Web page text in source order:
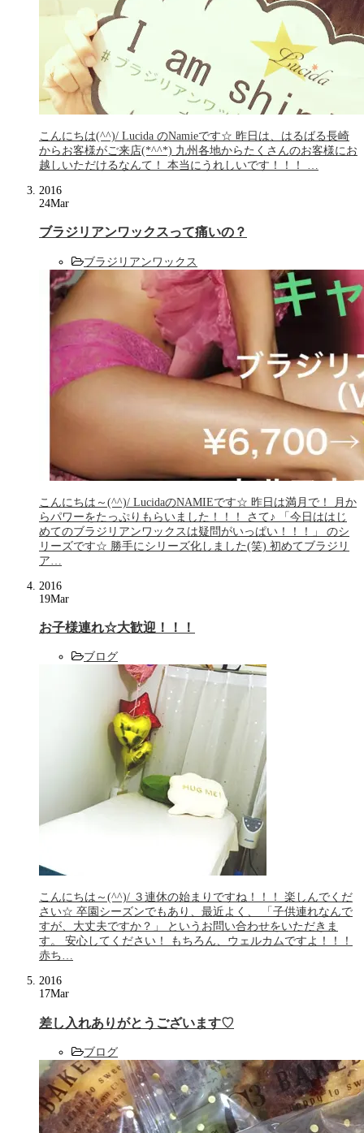
こんにちは(^^)/ Lucida のNamieです☆ 昨日は、はるばる長崎
からお客様がご来店(*^^*) 九州各地からたくさんのお客様にお
越しいただけるなんて！ 本当にうれしいです！！！ …
2016
24Mar
ブラジリアンワックスって痛いの？
ブラジリアンワックス
こんにちは～(^^)/ LucidaのNAMIEです☆ 昨日は満月で！ 月か
らパワーをたっぷりもらいました！！！ さて♪ 「今日ははじ
めてのブラジリアンワックスは疑問がいっぱい！！！」 のシ
リーズです☆ 勝手にシリーズ化しました(笑) 初めてブラジリ
ア…
2016
19Mar
お子様連れ☆大歓迎！！！
ブログ
こんにちは～(^^)/ ３連休の始まりですね！！！ 楽しんでくだ
さい☆ 卒園シーズンでもあり、最近よく、 「子供連れなんで
すが、大丈夫ですか？」 というお問い合わせをいただきま
す。 安心してください！ もちろん、ウェルカムですよ！！！
赤ち…
2016
17Mar
差し入れありがとうございます♡
ブログ